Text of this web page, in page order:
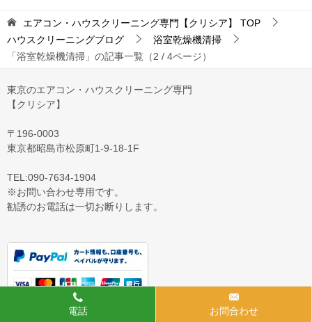
エアコン・ハウスクリーニング専門【クリシア】
TOP
ハウスクリーニングブログ
浴室乾燥機清掃
「浴室乾燥機清掃」の記事一覧（2 / 4ページ）
東京のエアコン・ハウスクリーニング専門
【クリシア】
〒196-0003
東京都昭島市松原町1-9‐18‐1F
TEL:090-7634-1904
※お問い合わせ専用です。
勧誘のお電話は一切お断りします。
電話 お問合わせ